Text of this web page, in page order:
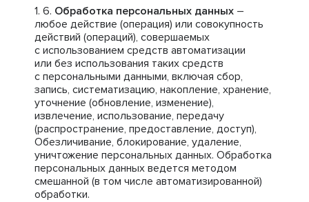
Обработка персональных данных –
любое действие (операция) или совокупность
действий (операций), совершаемых
с использованием средств автоматизации
или без использования таких средств
с персональными данными, включая сбор,
запись, систематизацию, накопление, хранение,
уточнение (обновление, изменение),
извлечение, использование, передачу
(распространение, предоставление, доступ),
Обезличивание, блокирование, удаление,
уничтожение персональных данных. Обработка
персональных данных ведется методом
смешанной (в том числе автоматизированной)
обработки.